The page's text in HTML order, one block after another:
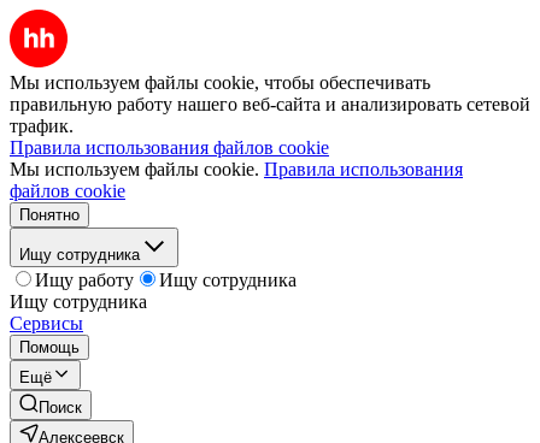
Мы используем файлы cookie, чтобы обеспечивать
правильную работу нашего веб-сайта и анализировать сетевой
трафик.
Правила использования файлов cookie
Мы используем файлы cookie. Правила использования
файлов cookie
Понятно
Ищу сотрудника
Ищу работу
Ищу сотрудника
Ищу сотрудника
Сервисы
Помощь
Ещё
Поиск
Алексеевск